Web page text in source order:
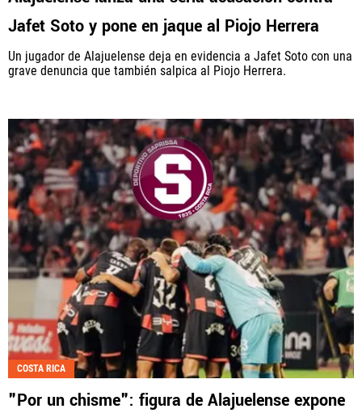
Jafet Soto y pone en jaque al Piojo Herrera
Un jugador de Alajuelense deja en evidencia a Jafet Soto con una
grave denuncia que también salpica al Piojo Herrera.
COSTA RICA
"Por un chisme": figura de Alajuelense expone